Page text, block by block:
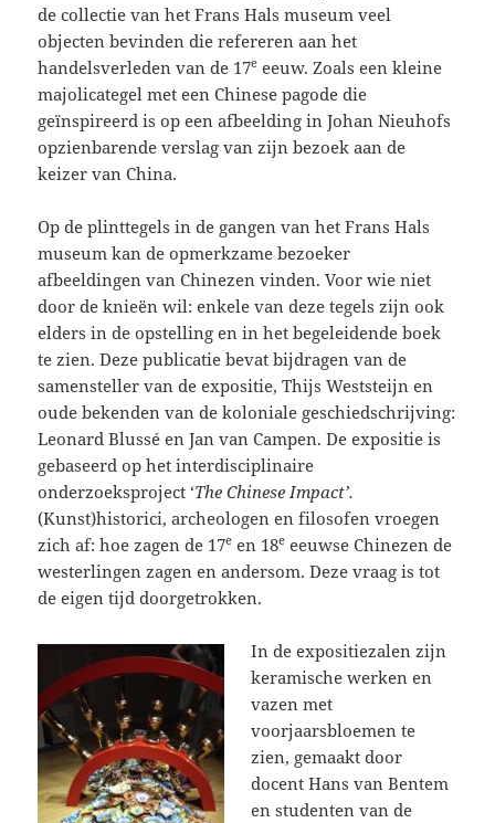
de collectie van het Frans Hals museum veel
objecten bevinden die refereren aan het
handelsverleden van de 17e eeuw. Zoals een kleine
majolicategel met een Chinese pagode die
geïnspireerd is op een afbeelding in Johan Nieuhofs
opzienbarende verslag van zijn bezoek aan de
keizer van China.
Op de plinttegels in de gangen van het Frans Hals
museum kan de opmerkzame bezoeker
afbeeldingen van Chinezen vinden. Voor wie niet
door de knieën wil: enkele van deze tegels zijn ook
elders in de opstelling en in het begeleidende boek
te zien. Deze publicatie bevat bijdragen van de
samensteller van de expositie, Thijs Weststeijn en
oude bekenden van de koloniale geschiedschrijving:
Leonard Blussé en Jan van Campen. De expositie is
gebaseerd op het interdisciplinaire
onderzoeksproject ‘The Chinese Impact’.
(Kunst)historici, archeologen en filosofen vroegen
zich af: hoe zagen de 17e en 18e eeuwse Chinezen de
westerlingen zagen en andersom. Deze vraag is tot
de eigen tijd doorgetrokken.
In de expositiezalen zijn
keramische werken en
vazen met
voorjaarsbloemen te
zien, gemaakt door
docent Hans van Bentem
en studenten van de